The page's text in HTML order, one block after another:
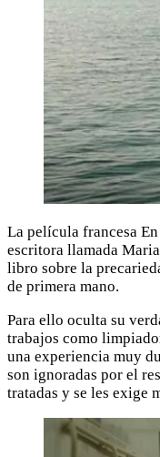
La película francesa
escritora llamada
libro sobre la
de primera mano.
Para ello oculta su
trabajos como
una experiencia muy
son ignoradas por el
tratadas y se les exige